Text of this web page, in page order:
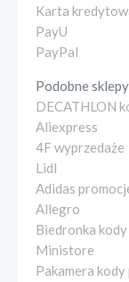
Karta
PayU
PayPal
Podobne
DECATHLON
Aliexpress
4F wyprzedaże
Lidl
Adidas
Allegro
Biedronka
Ministore
Pakamera